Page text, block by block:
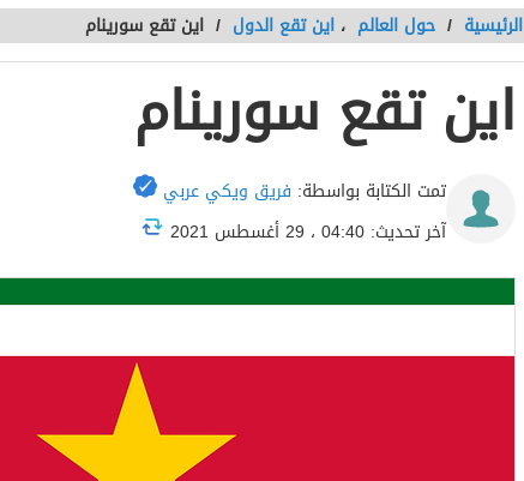
الرئيسية / حول العالم ، اين تقع الدول / اين تقع سورينام
اين تقع سورينام
تمت الكتابة بواسطة: فريق ويكي عربي
آخر تحديث: 04:40 ، 29 أغسطس 2021